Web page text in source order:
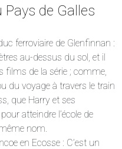
de Galles
ferroviaire de Glenfinnan :
au-dessus du sol, et il
films de la série ; comme,
du voyage à travers le train
que Harry et ses
atteindre l’école de
nom.
en Ecosse : C’est un